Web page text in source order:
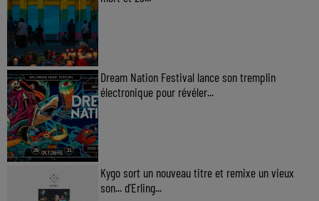
Dream Nation Festival lance son tremplin
électronique pour révéler...
Kygo sort un nouveau titre et remixe un vieux
son... d'Erling...